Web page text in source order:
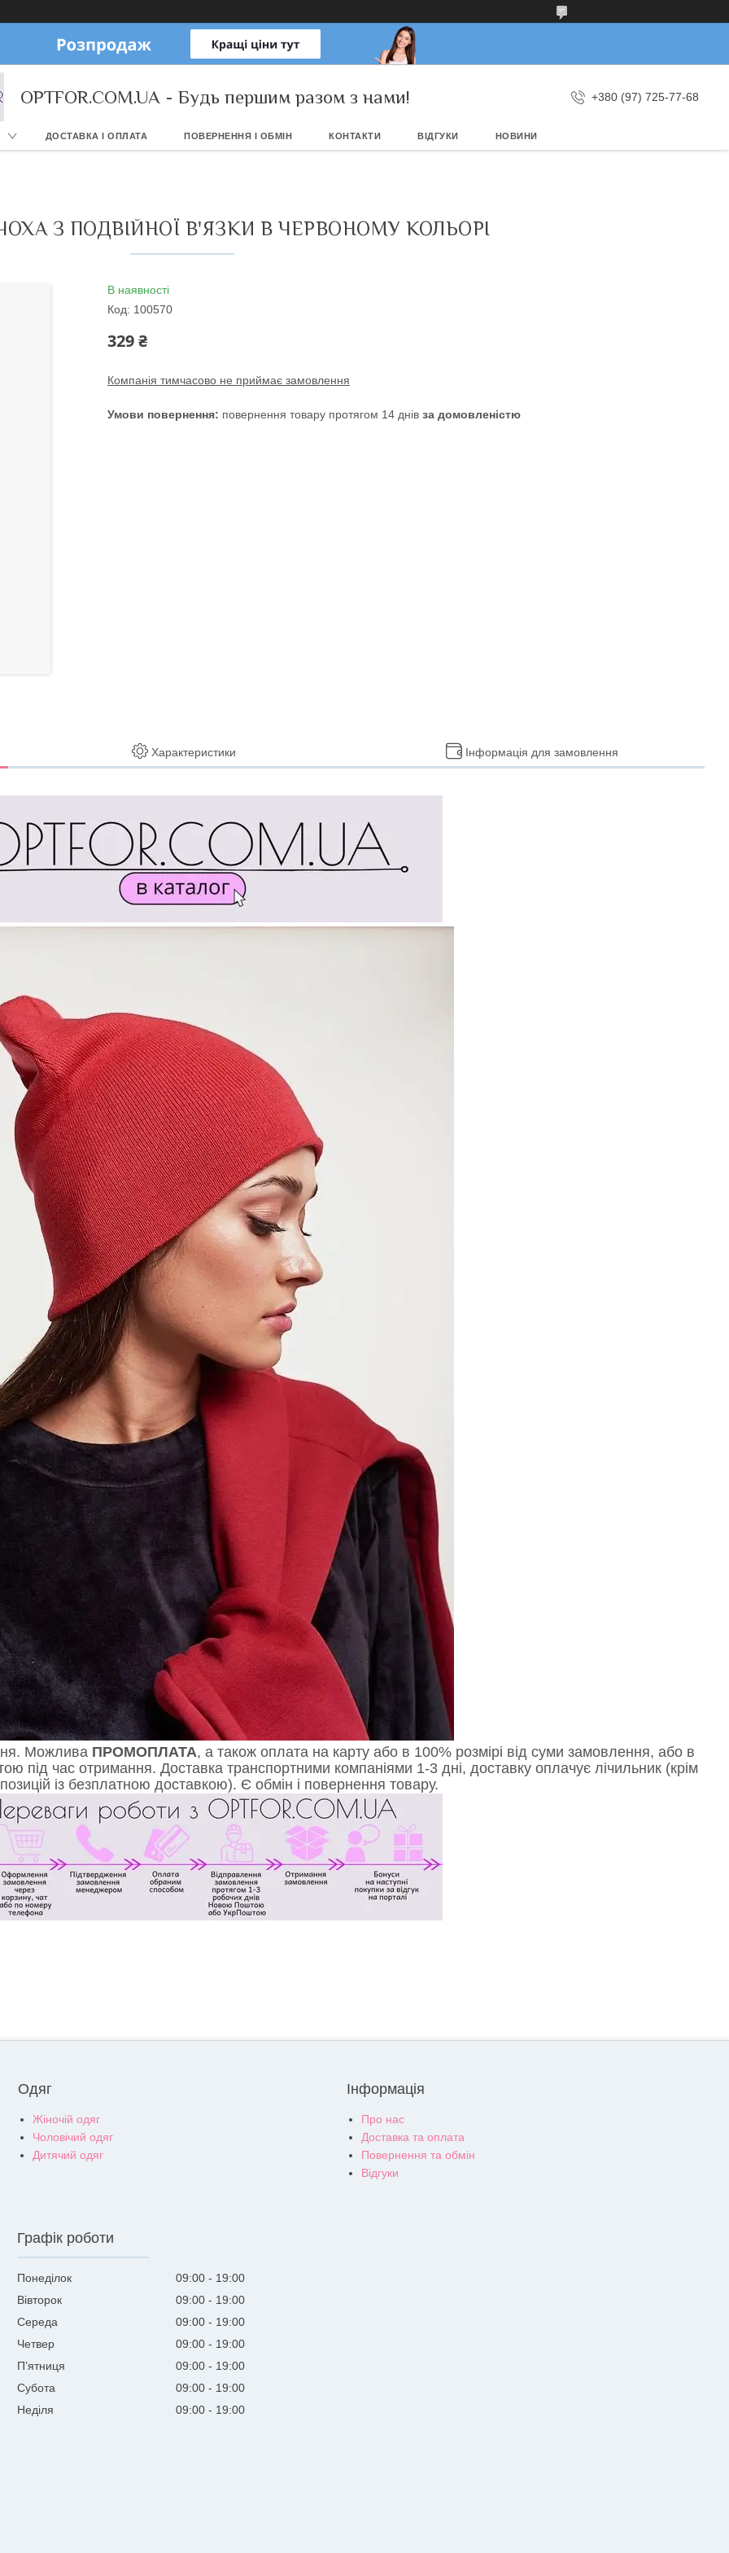
OPTFOR.COM.UA - Будь першим разом з нами! +380 (97) 725-77-68
ДОСТАВКА І ОПЛАТА ПОВЕРНЕННЯ І ОБМІН КОНТАКТИ ВІДГУКИ НОВИНИ
З ПОДВІЙНОЇ В'ЯЗКИ В ЧЕРВОНОМУ КОЛЬОРІ
В наявності
Код: 100570
329 ₴
Компанія тимчасово не приймає замовлення
повернення товару протягом 14 днів за домовленістю
Характеристики Інформація для замовлення
Можлива ПРОМОПЛАТА, а також оплата на карту або в 100% розмірі від суми замовлення, або в
під час отримання. Доставка транспортними компаніями 1-3 дні, доставку оплачує лічильник (крім
із безплатною доставкою). Є обмін і повернення товару.
Одяг
Жіночій одяг
Чоловічий одяг
Дитячий одяг
Інформація
Про нас
Доставка та оплата
Повернення та обмін
Відгуки
Графік роботи
Понеділок 09:00
19:00
Вівторок
09:00
19:00
Середа
09:00
19:00
Четвер
09:00
19:00
Пʼятниця
09:00
19:00
Субота
09:00
19:00
Неділя
09:00 19:00